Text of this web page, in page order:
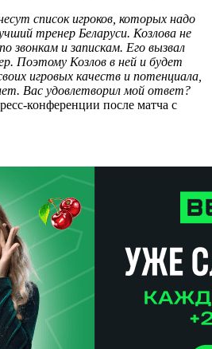
список игроков, которых надо
тренер Беларуси. Козлова не
звонкам и запискам. Его вызвал
Поэтому Козлов в ней и будет
игровых качеств и потенциала,
Вас удовлетворил мой ответ?
конференции после матча с